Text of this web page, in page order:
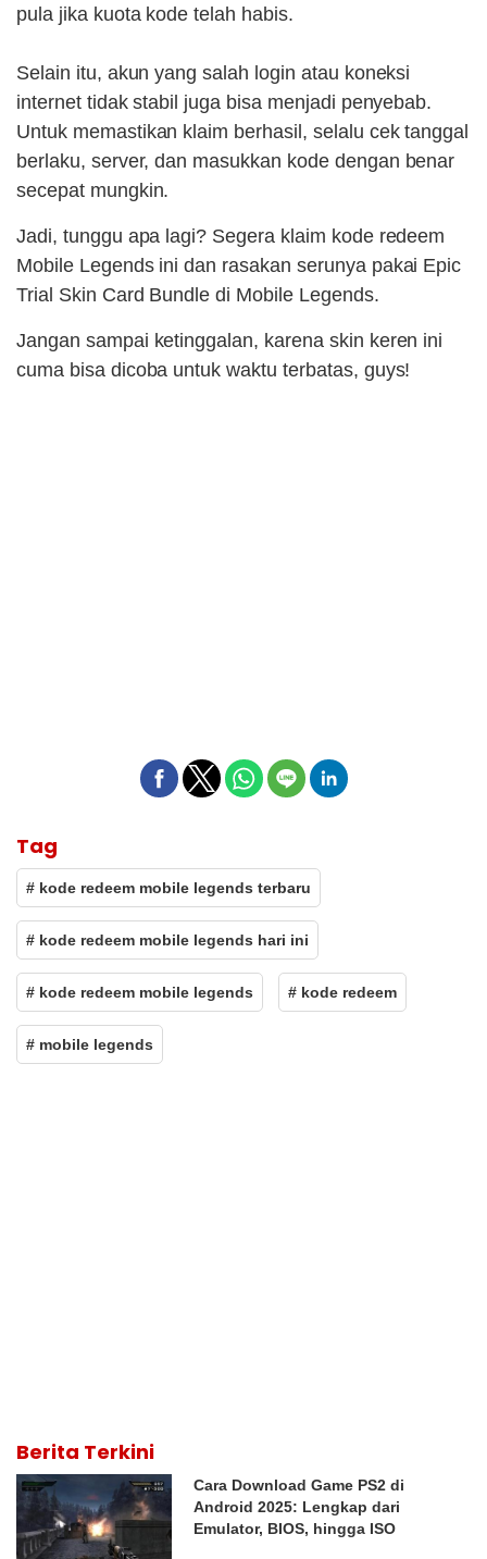
pula jika kuota kode telah habis.
Selain itu, akun yang salah login atau koneksi
internet tidak stabil juga bisa menjadi penyebab.
Untuk memastikan klaim berhasil, selalu cek tanggal
berlaku, server, dan masukkan kode dengan benar
secepat mungkin.
Jadi, tunggu apa lagi? Segera klaim kode redeem
Mobile Legends ini dan rasakan serunya pakai Epic
Trial Skin Card Bundle di Mobile Legends.
Jangan sampai ketinggalan, karena skin keren ini
cuma bisa dicoba untuk waktu terbatas, guys!
Tag
# kode redeem mobile legends terbaru
# kode redeem mobile legends hari ini
# kode redeem mobile legends # kode redeem
# mobile legends
Berita Terkini
Cara Download Game PS2 di
Android 2025: Lengkap dari
Emulator, BIOS, hingga ISO